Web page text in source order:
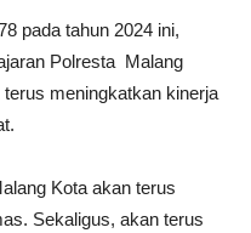
pada tahun 2024 ini,
Polresta Malang
meningkatkan kinerja
Kota akan terus
Sekaligus, akan terus